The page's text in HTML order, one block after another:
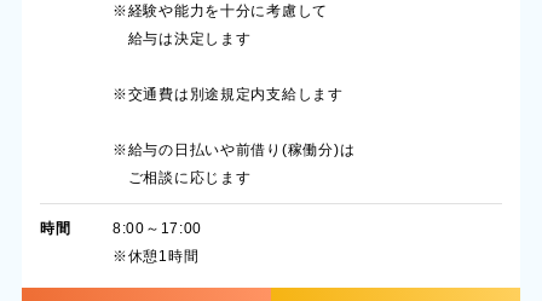
※経験や能力を十分に考慮して
給与は決定します
※交通費は別途規定内支給します
※給与の日払いや前借り(稼働分)は
ご相談に応じます
時間
8:00～17:00
※休憩1時間